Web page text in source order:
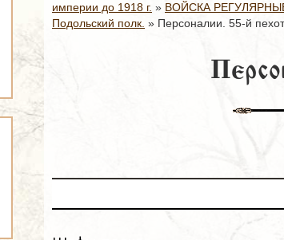
империи до 1918 г. » ВОЙСКА
Подольский полк. » Персоналии. 55-й